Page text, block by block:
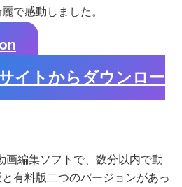
で感動しました。
イトからダウンロー
画編集ソフトで、数分以内で動
有料版二つのバージョンがあっ